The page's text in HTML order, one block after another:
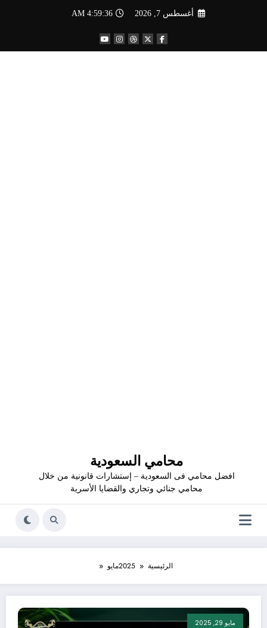
أغسطس 7, 2026 4:59:38 AM
محامي السعودية
افضل محامي فى السعودية – إستشارات قانونية من خلال
محامي جنائي وتجاري والقضايا الأسرية
الرئيسية 2025مايو
مايو 29, 2025